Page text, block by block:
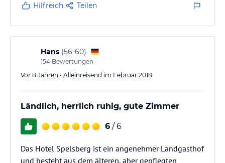
Hilfreich Teilen
Hans (56-60)
154 Bewertungen
Vor 8 Jahren • Alleinreisend im Februar 2018
Ländlich, herrlich ruhig, gute Zimmer
6 / 6
Das Hotel Spelsberg ist ein angenehmer Landgasthof
und besteht aus dem älteren, aber gepflegten